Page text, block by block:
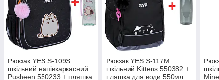
Рюкзак YES S-109S
шкільний напівкаркасний
Pusheen 550233 + пляшка
Рюкзак YES S-117M
шкільний Kittens 550382 +
пляшка для води 550мл.